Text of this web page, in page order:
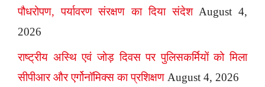
पौधरोपण, पर्यावरण संरक्षण का दिया संदेश August 4,
2026
राष्ट्रीय अस्थि एवं जोड़ दिवस पर पुलिसकर्मियों को मिला
सीपीआर और एर्गोनॉमिक्स का प्रशिक्षण August 4, 2026